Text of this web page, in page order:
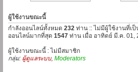
ผู้ใช้งานขณะนี้
กำลังออนไลน์ทั้งหมด 232 ท่าน :: ไม่มีผู้ใช้งานที่เ
ออนไลน์มากที่สุด 1547 ท่าน เมื่อ อาทิตย์ มี.ค. 01,
ผู้ใช้งานขณะนี้ : ไม่มีสมาชิก
กลุ่ม: ผู้ดูแลระบบ, Moderators